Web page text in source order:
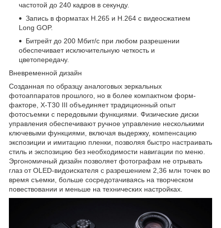
частотой до 240 кадров в секунду.
Запись в форматах H.265 и H.264 с видеосжатием
Long GOP.
Битрейт до 200 Мбит/с при любом разрешении
обеспечивает исключительную четкость и
цветопередачу.
Вневременной дизайн
Созданная по образцу аналоговых зеркальных
фотоаппаратов прошлого, но в более компактном форм-
факторе, X-T30 III объединяет традиционный опыт
фотосъемки с передовыми функциями. Физические диски
управления обеспечивают ручное управление несколькими
ключевыми функциями, включая выдержку, компенсацию
экспозиции и имитацию пленки, позволяя быстро настраивать
стиль и экспозицию без необходимости навигации по меню.
Эргономичный дизайн позволяет фотографам не отрывать
глаз от OLED-видоискателя с разрешением 2,36 млн точек во
время съемки, больше сосредотачиваясь на творческом
повествовании и меньше на технических настройках.